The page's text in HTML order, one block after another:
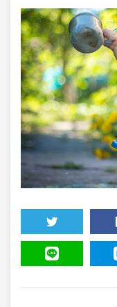
TWEET SHARE